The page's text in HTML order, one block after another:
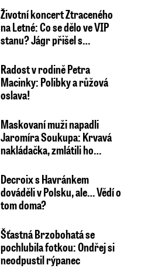
Životní koncert Ztraceného
na Letné: Co se dělo ve VIP
stanu? Jágr přišel s…
Radost v rodině Petra
Macinky: Polibky a růžová
oslava!
Maskovaní muži napadli
Jaromíra Soukupa: Krvavá
nakládačka, zmlátili ho…
Decroix s Havránkem
dováděli v Polsku, ale… Vědí o
tom doma?
Šťastná Brzobohatá se
pochlubila fotkou: Ondřej si
neodpustil rýpanec